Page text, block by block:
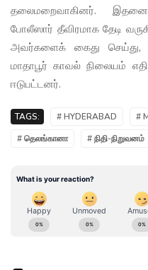
தலைமறைவாகினர்.
போலீஸார் தீவிரமாக தேடி
அவர்களைக் கைது செய்து,
மாதாபூர் காவல் நிலையம்
ஈடுபட்டனர்.
TAGS: # HYDERABAD #
# தெலங்கானா
# நிதி-நிறுவனம்